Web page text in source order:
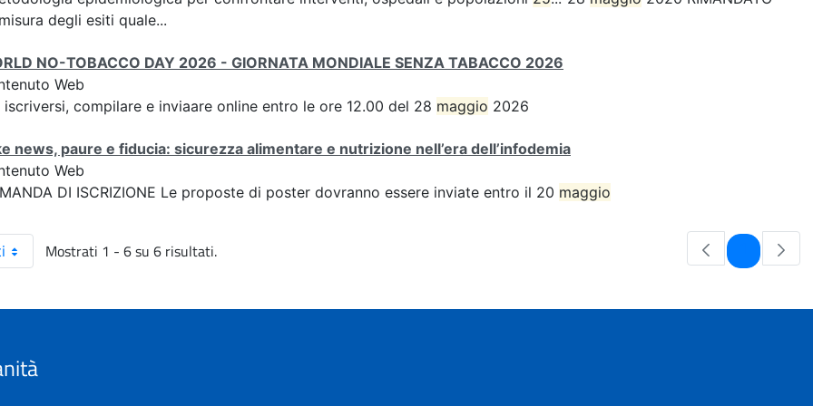
degli esiti quale...
NO-TOBACCO DAY 2026 - GIORNATA MONDIALE SENZA TABACCO 2026
Web
iscriversi, compilare e inviaare online entro le ore 12.00 del 28 maggio 2026
news, paure e fiducia: sicurezza alimentare e nutrizione nell’era dell’infodemia
Web
DI ISCRIZIONE Le proposte di poster dovranno essere inviate entro il 20 maggio
Mostrati 1 - 6 su 6 risultati. Pagina